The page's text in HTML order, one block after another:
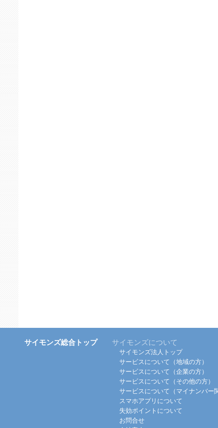
サイモンズ総合トップ サイモンズについて
サイモンズ法人トップ
サービスについて（地域の方）
サービスについて（企業の方）
サービスについて（その他の方）
サービスについて（マイナンバー
スマホアプリについて
失効ポイントについて
お問合せ